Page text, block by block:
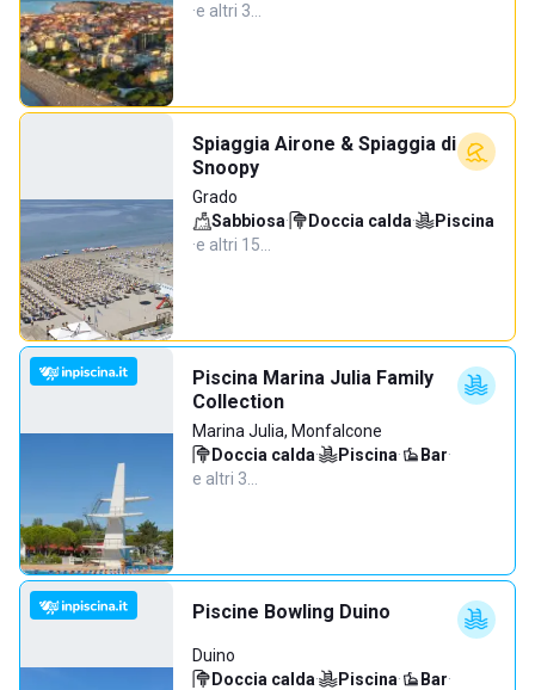
·e altri 3…
Spiaggia Airone & Spiaggia di
Snoopy
Grado
Sabbiosa· Doccia calda·
Piscina
·e altri 15…
Piscina Marina Julia Family
Collection
Marina Julia, Monfalcone
Doccia calda· Piscina· Bar·
e altri 3…
Piscine Bowling Duino
Duino
Doccia calda· Piscina· Bar·